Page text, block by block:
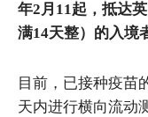
年2月11起，抵达
满14天整）的入境
目前，已接种疫苗
天内进行横向流动